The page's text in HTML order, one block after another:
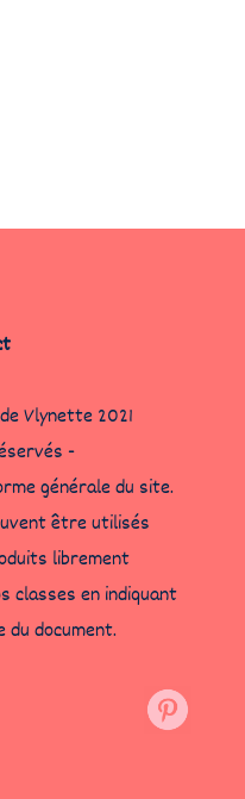
Vlynette 2021
-
générale du site.
être utilisés
librement
classes en indiquant
document.